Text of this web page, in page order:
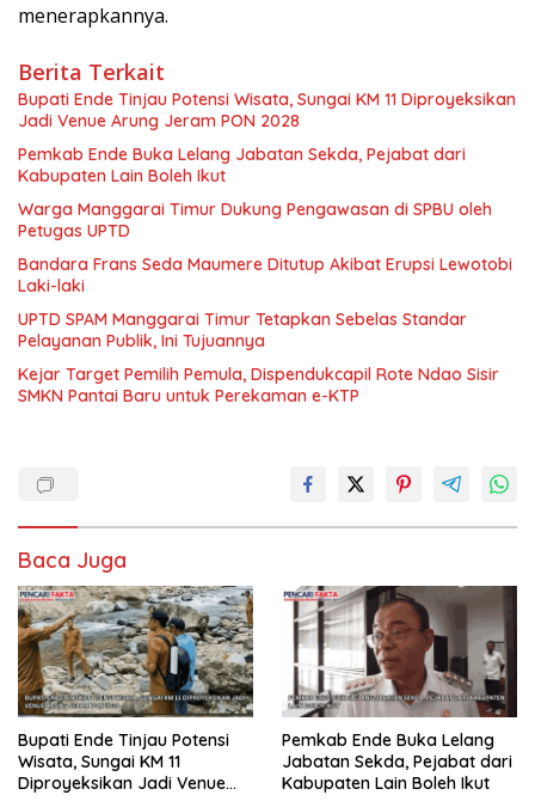
menerapkannya.
Berita Terkait
Bupati Ende Tinjau Potensi Wisata, Sungai KM 11 Diproyeksikan
Jadi Venue Arung Jeram PON 2028
Pemkab Ende Buka Lelang Jabatan Sekda, Pejabat dari
Kabupaten Lain Boleh Ikut
Warga Manggarai Timur Dukung Pengawasan di SPBU oleh
Petugas UPTD
Bandara Frans Seda Maumere Ditutup Akibat Erupsi Lewotobi
Laki-laki
UPTD SPAM Manggarai Timur Tetapkan Sebelas Standar
Pelayanan Publik, Ini Tujuannya
Kejar Target Pemilih Pemula, Dispendukcapil Rote Ndao Sisir
SMKN Pantai Baru untuk Perekaman e-KTP
Baca Juga
Bupati Ende Tinjau Potensi
Wisata, Sungai KM 11
Diproyeksikan Jadi Venue
Pemkab Ende Buka Lelang
Jabatan Sekda, Pejabat dari
Kabupaten Lain Boleh Ikut